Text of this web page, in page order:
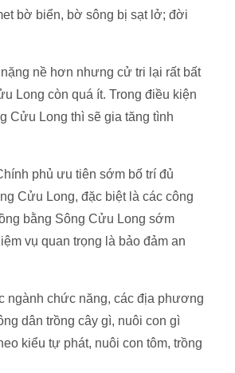
bờ biển, bờ sông bị sạt lở; đời
nề hơn nhưng cử tri lại rất bất
Long còn quá ít. Trong điều kiện
Cửu Long thì sẽ gia tăng tình
phủ ưu tiên sớm bố trí đủ
Cửu Long, đặc biệt là các công
bằng Sông Cửu Long sớm
vụ quan trọng là bảo đảm an
ngành chức năng, các địa phương
dân trồng cây gì, nuôi con gì
kiểu tự phát, nuôi con tôm, trồng